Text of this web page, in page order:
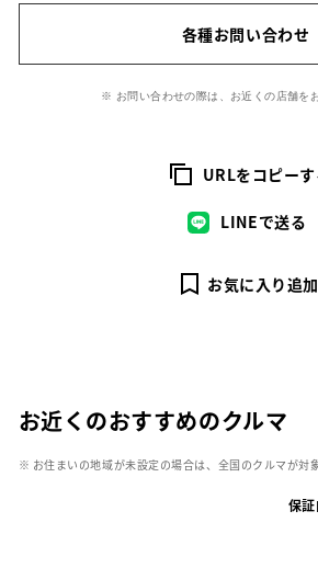
各種お問い合わせ
※ お問い合わせの際は、お近くの店舗を
URLをコピーす
LINEで送る
お気に入り追加
お近くのおすすめのクルマ
※ お住まいの地域が未設定の場合は、全国のクルマが対
保